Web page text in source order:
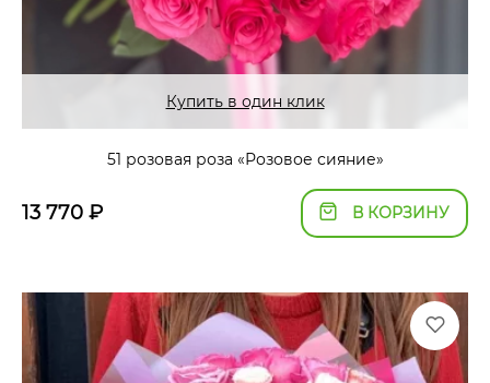
Купить в один клик
51 розовая роза «Розовое сияние»
13 770 ₽ В КОРЗИНУ